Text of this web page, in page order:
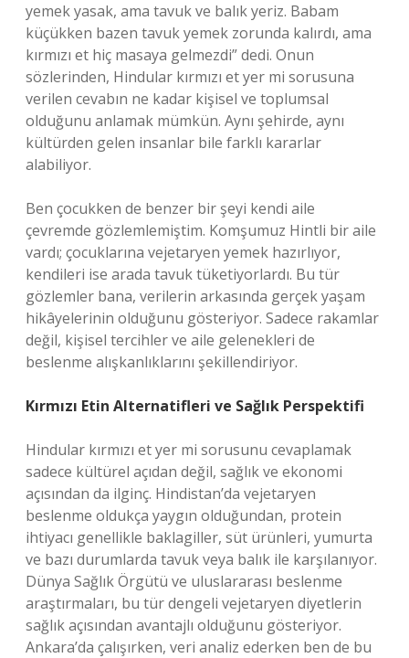
yemek yasak, ama tavuk ve balık yeriz. Babam
küçükken bazen tavuk yemek zorunda kalırdı, ama
kırmızı et hiç masaya gelmezdi” dedi. Onun
sözlerinden, Hindular kırmızı et yer mi sorusuna
verilen cevabın ne kadar kişisel ve toplumsal
olduğunu anlamak mümkün. Aynı şehirde, aynı
kültürden gelen insanlar bile farklı kararlar
alabiliyor.
Ben çocukken de benzer bir şeyi kendi aile
çevremde gözlemlemiştim. Komşumuz Hintli bir aile
vardı; çocuklarına vejetaryen yemek hazırlıyor,
kendileri ise arada tavuk tüketiyorlardı. Bu tür
gözlemler bana, verilerin arkasında gerçek yaşam
hikâyelerinin olduğunu gösteriyor. Sadece rakamlar
değil, kişisel tercihler ve aile gelenekleri de
beslenme alışkanlıklarını şekillendiriyor.
Kırmızı Etin Alternatifleri ve Sağlık Perspektifi
Hindular kırmızı et yer mi sorusunu cevaplamak
sadece kültürel açıdan değil, sağlık ve ekonomi
açısından da ilginç. Hindistan’da vejetaryen
beslenme oldukça yaygın olduğundan, protein
ihtiyacı genellikle baklagiller, süt ürünleri, yumurta
ve bazı durumlarda tavuk veya balık ile karşılanıyor.
Dünya Sağlık Örgütü ve uluslararası beslenme
araştırmaları, bu tür dengeli vejetaryen diyetlerin
sağlık açısından avantajlı olduğunu gösteriyor.
Ankara’da çalışırken, veri analiz ederken ben de bu